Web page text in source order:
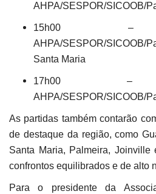
AHPA/SESPOR/SICOOB/
15h00 –
AHPA/SESPOR/
Santa Maria
17h00 –
AHPA/SESPOR/SICOOB/
As partidas também contarão
de destaque da região, como
Santa Maria, Palmeira, Joinville
confrontos equilibrados e de alto
Para o presidente da